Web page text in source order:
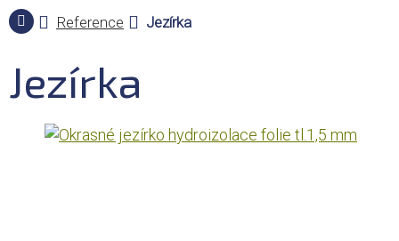
Reference Jezírka
Jezírka